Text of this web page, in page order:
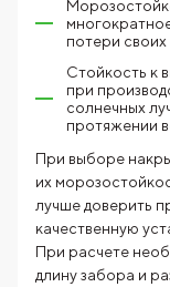
потери своих
Стойкость к
при
солнечных
протяжении
При выборе
их
лучше доверить
качественную
При расчете
длину забора и